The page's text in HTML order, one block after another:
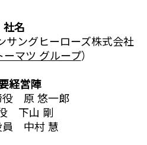
社名
サングヒーローズ株式会社
マツ グループ）
経営陣
役 原 悠一郞
下山 剛
員 中村 慧